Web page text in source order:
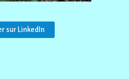
sur LinkedIn